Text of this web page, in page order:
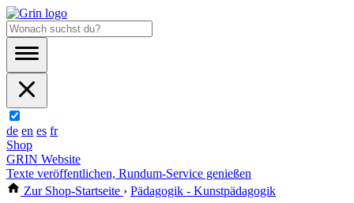
de en es fr
Shop
GRIN Website
Texte veröffentlichen, Rundum-Service genießen
Zur Shop-Startseite › Pädagogik - Kunstpädagogik